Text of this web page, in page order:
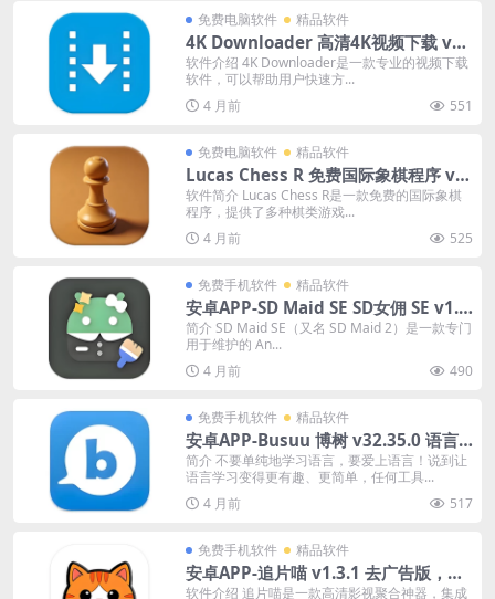
免费电脑软件 精品软件
4K Downloader 高清4K视频下载 v6.
3.1 便携版
软件介绍 4K Downloader是一款专业的视频下载
软件，可以帮助用户快速方...
4 月前
551
免费电脑软件 精品软件
Lucas Chess R 免费国际象棋程序 v2.
21-FP-17 中文绿色版
软件简介 Lucas Chess R是一款免费的国际象棋
程序，提供了多种棋类游戏...
4 月前
525
免费手机软件 精品软件
安卓APP-SD Maid SE SD女佣 SE v1.7.
1-RC0 高级版
简介 SD Maid SE（又名 SD Maid 2）是一款专门
用于维护的 An...
4 月前
490
免费手机软件 精品软件
安卓APP-Busuu 博树 v32.35.0 语言
学习，让语言学习变得更有趣，解锁高
级版
简介 不要单纯地学习语言，要爱上语言！说到让
语言学习变得更有趣、更简单，任何工具...
4 月前
517
免费手机软件 精品软件
安卓APP-追片喵 v1.3.1 去广告版，提
供一站式观影服务
软件介绍 追片喵是一款高清影视聚合神器，集成